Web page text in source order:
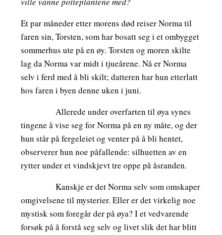
Et par måneder etter morens død reiser Norma til
faren sin, Torsten, som har bosatt seg i et ombygget
sommerhus ute på en øy. Torsten og moren skilte
lag da Norma var midt i tjueårene. Nå er Norma
selv i ferd med å bli skilt; datteren har hun etterlatt
hos faren i byen denne uken i juni.
Allerede under overfarten til øya synes
tingene å vise seg for Norma på en ny måte, og der
hun står på fergeleiet og venter på å bli hentet,
observerer hun noe påfallende: silhuetten av en
rytter under et vindskjevt tre oppe på åsranden.
Kanskje er det Norma selv som omskaper
omgivelsene til mysterier. Eller er det virkelig noe
mystisk som foregår der på øya? I et vedvarende
forsøk på å forstå seg selv og livet slik det har blitt